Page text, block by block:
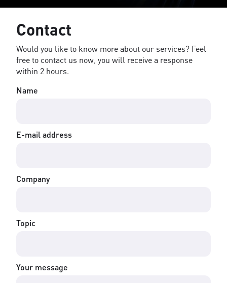
Contact
Would you like to know more about our services? Feel
free to contact us now, you will receive a response
within 2 hours.
Name
E-mail address
Company
Topic
Your message